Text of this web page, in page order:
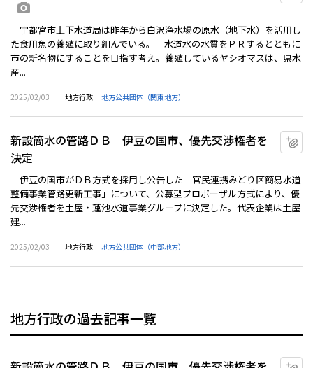
宇都宮市上下水道局は昨年から白沢浄水場の原水（地下水）を活用し
た食用魚の養殖に取り組んでいる。 水道水の水質をＰＲするとともに
市の新名物にすることを目指す考え。養殖しているヤシオマスは、県水
産...
2025/02/03 地方行政 地方公共団体（関東地方）
新設簡水の管路ＤＢ 伊豆の国市、優先交渉権者を
決定
伊豆の国市がＤＢ方式を採用し公告した「官民連携みどり区簡易水道
整備事業管路更新工事」について、公募型プロポーザル方式により、優
先交渉権者を土屋・蓮池水道事業グループに決定した。代表企業は土屋
建...
2025/02/03 地方行政 地方公共団体（中部地方）
地方行政の過去記事一覧